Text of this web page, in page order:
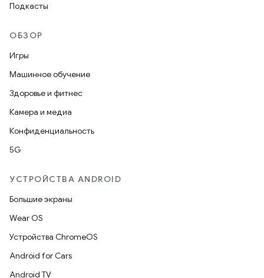
Подкасты
ОБЗОР
Игры
Машинное обучение
Здоровье и фитнес
Камера и медиа
Конфиденциальность
5G
УСТРОЙСТВА ANDROID
Большие экраны
Wear OS
Устройства ChromeOS
Android for Cars
Android TV